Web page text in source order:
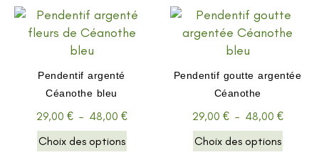
Pendentif argenté
Céanothe bleu
29,00 € – 48,00 €
Choix des options
Pendentif goutte argentée
Céanothe
29,00 € – 48,00 €
Choix des options